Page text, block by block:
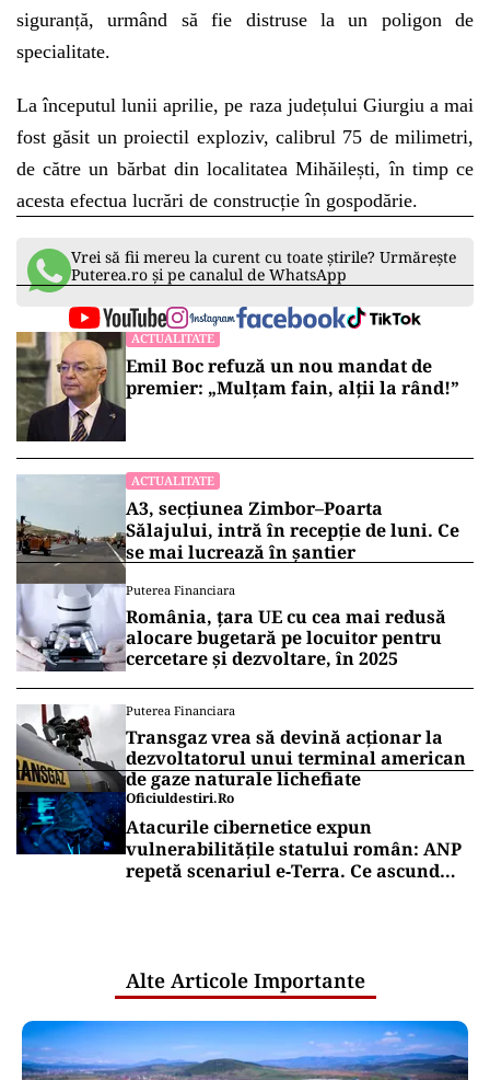
siguranță, urmând să fie distruse la un poligon de
specialitate.
La începutul lunii aprilie, pe raza județului Giurgiu a mai
fost găsit un proiectil exploziv, calibrul 75 de milimetri,
de către un bărbat din localitatea Mihăilești, în timp ce
acesta efectua lucrări de construcție în gospodărie.
Vrei să fii mereu la curent cu toate știrile? Urmărește
Puterea.ro și pe canalul de WhatsApp
ACTUALITATE
Emil Boc refuză un nou mandat de
premier: „Mulțam fain, alții la rând!”
ACTUALITATE
A3, secțiunea Zimbor–Poarta
Sălajului, intră în recepție de luni. Ce
se mai lucrează în șantier
Puterea Financiara
România, țara UE cu cea mai redusă
alocare bugetară pe locuitor pentru
cercetare și dezvoltare, în 2025
Puterea Financiara
Transgaz vrea să devină acționar la
dezvoltatorul unui terminal american
de gaze naturale lichefiate
Oficiuldestiri.ro
Atacurile cibernetice expun
vulnerabilitățile statului român: ANP
repetă scenariul e‑Terra. Ce ascund
Alte Articole Importante